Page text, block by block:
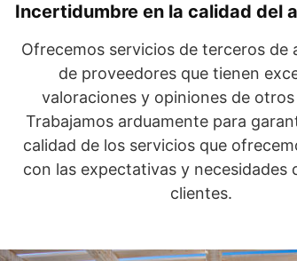
Incertidumbre en la calidad del
Ofrecemos servicios de terceros de
de proveedores que tienen
valoraciones y opiniones de
Trabajamos arduamente para
calidad de los servicios que
con las expectativas y necesidades
clientes.